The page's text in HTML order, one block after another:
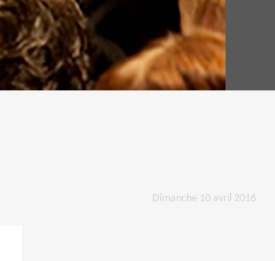
Dimanche 10 avril 2016